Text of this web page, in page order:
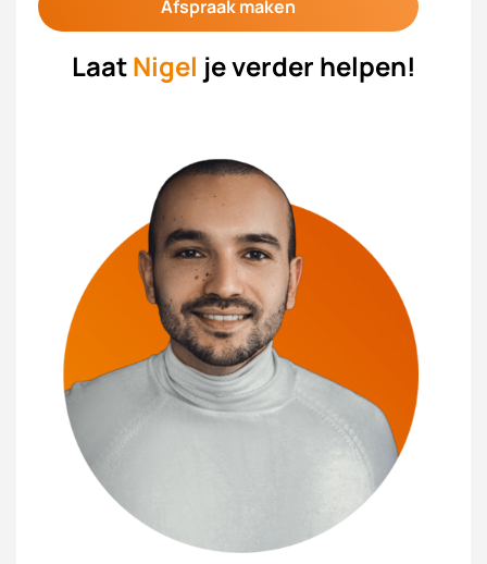
LaatNigel je verder helpen!